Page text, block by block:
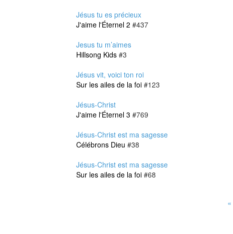
Jésus tu es précieux
J'aime l'Éternel 2 #437
Jesus tu m’aimes
Hillsong Kids #3
Jésus vit, voici ton roi
Sur les ailes de la foi #123
Jésus-Christ
J'aime l'Éternel 3 #769
Jésus-Christ est ma sagesse
Célébrons Dieu #38
Jésus-Christ est ma sagesse
Sur les ailes de la foi #68
«